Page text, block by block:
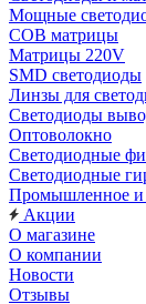
Мощные
COB матрицы
Матрицы 220V
SMD светодиоды
Линзы для
Светодиоды
Оптоволокно
Светодиодные
Светодиодные
Промышленное и
Акции
О магазине
О компании
Новости
Отзывы